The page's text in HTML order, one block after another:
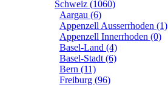
Schweiz (1060)
Aargau (6)
Appenzell Ausserrhoden (1)
Appenzell Innerrhoden (0)
Basel-Land (4)
Basel-Stadt (6)
Bern (11)
Freiburg (96)